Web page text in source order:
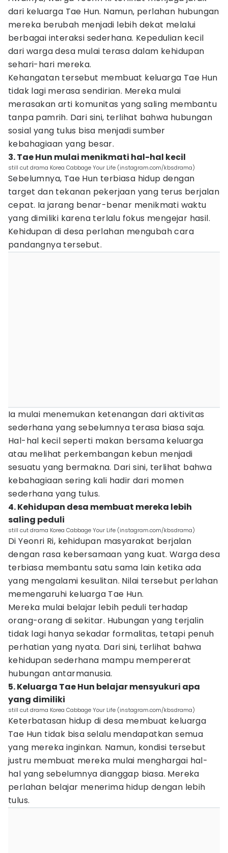
dari keluarga Tae Hun. Namun, perlahan hubungan
mereka berubah menjadi lebih dekat melalui
berbagai interaksi sederhana. Kepedulian kecil
dari warga desa mulai terasa dalam kehidupan
sehari-hari mereka.
Kehangatan tersebut membuat keluarga Tae Hun
tidak lagi merasa sendirian. Mereka mulai
merasakan arti komunitas yang saling membantu
tanpa pamrih. Dari sini, terlihat bahwa hubungan
sosial yang tulus bisa menjadi sumber
kebahagiaan yang besar.
3. Tae Hun mulai menikmati hal-hal kecil
still cut drama Korea Cabbage Your Life (instagram.com/kbsdrama)
Sebelumnya, Tae Hun terbiasa hidup dengan
target dan tekanan pekerjaan yang terus berjalan
cepat. Ia jarang benar-benar menikmati waktu
yang dimiliki karena terlalu fokus mengejar hasil.
Kehidupan di desa perlahan mengubah cara
pandangnya tersebut.
Ia mulai menemukan ketenangan dari aktivitas
sederhana yang sebelumnya terasa biasa saja.
Hal-hal kecil seperti makan bersama keluarga
atau melihat perkembangan kebun menjadi
sesuatu yang bermakna. Dari sini, terlihat bahwa
kebahagiaan sering kali hadir dari momen
sederhana yang tulus.
4. Kehidupan desa membuat mereka lebih
saling peduli
still cut drama Korea Cabbage Your Life (instagram.com/kbsdrama)
Di Yeonri Ri, kehidupan masyarakat berjalan
dengan rasa kebersamaan yang kuat. Warga desa
terbiasa membantu satu sama lain ketika ada
yang mengalami kesulitan. Nilai tersebut perlahan
memengaruhi keluarga Tae Hun.
Mereka mulai belajar lebih peduli terhadap
orang-orang di sekitar. Hubungan yang terjalin
tidak lagi hanya sekadar formalitas, tetapi penuh
perhatian yang nyata. Dari sini, terlihat bahwa
kehidupan sederhana mampu mempererat
hubungan antarmanusia.
5. Keluarga Tae Hun belajar mensyukuri apa
yang dimiliki
still cut drama Korea Cabbage Your Life (instagram.com/kbsdrama)
Keterbatasan hidup di desa membuat keluarga
Tae Hun tidak bisa selalu mendapatkan semua
yang mereka inginkan. Namun, kondisi tersebut
justru membuat mereka mulai menghargai hal-
hal yang sebelumnya dianggap biasa. Mereka
perlahan belajar menerima hidup dengan lebih
tulus.